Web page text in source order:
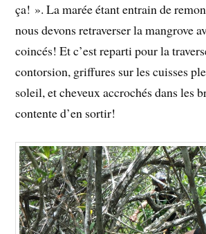
ça! ». La marée étant entrain de
nous devons retraverser la mangrove
coincés! Et c’est reparti pour la
contorsion, griffures sur les cuisses
soleil, et cheveux accrochés dans les
contente d’en sortir!